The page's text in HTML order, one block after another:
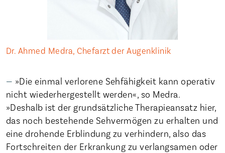
Dr. Ahmed Medra, Chefarzt der Augenklinik
»Die einmal verlorene Sehfähigkeit kann operativ
nicht wiederhergestellt werden«, so Medra.
»Deshalb ist der grundsätzliche Therapieansatz hier,
das noch bestehende Sehvermögen zu erhalten und
eine drohende Erblindung zu verhindern, also das
Fortschreiten der Erkrankung zu verlangsamen oder